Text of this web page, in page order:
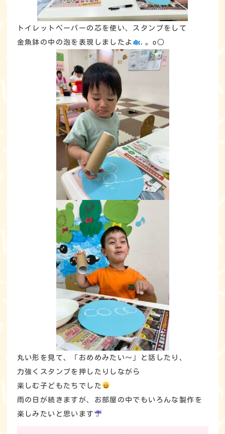
トイレットペーパーの芯を使い、スタンプをして
金魚鉢の中の泡を表現しましたよ
.。o○
丸い形を見て、「おめめみたい～」と話したり、
力強くスタンプを押したりしながら
楽しむ子どもたちでした
雨の日が続きますが、お部屋の中でもいろんな製作を
楽しみたいと思います